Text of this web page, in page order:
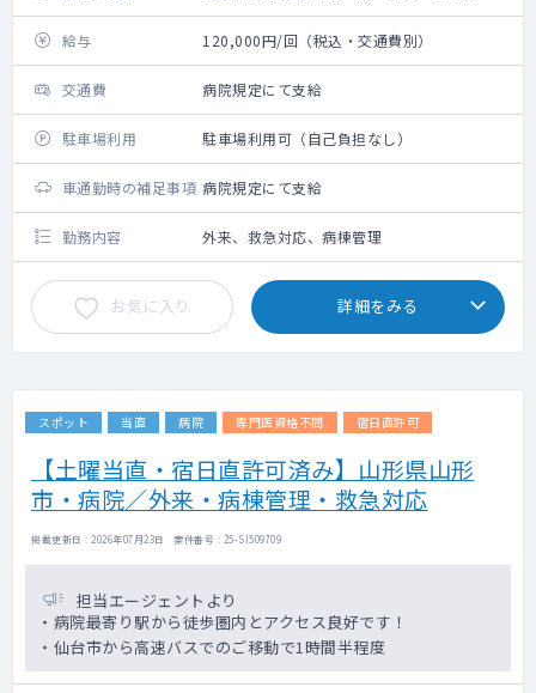
給与 120,000円/回（税込・交通費別）
交通費 病院規定にて支給
駐車場利用 駐車場利用可（自己負担なし）
車通勤時の補足事項 病院規定にて支給
勤務内容 外来、救急対応、病棟管理
お気に入り 詳細をみる
スポット 当直 病院 専門医資格不問 宿日直許可
【土曜当直・宿日直許可済み】山形県山形
市・病院／外来・病棟管理・救急対応
掲載更新日 : 2026年07月23日 案件番号 : 25-SI509709
担当エージェントより
・病院最寄り駅から徒歩圏内とアクセス良好です！
・仙台市から高速バスでのご移動で1時間半程度